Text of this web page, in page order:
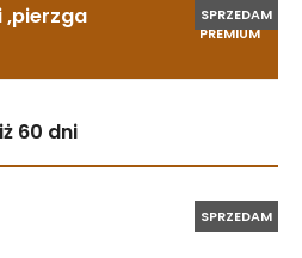
PREMIUM
SPRZEDAM
,pierzga
60 dni
SPRZEDAM